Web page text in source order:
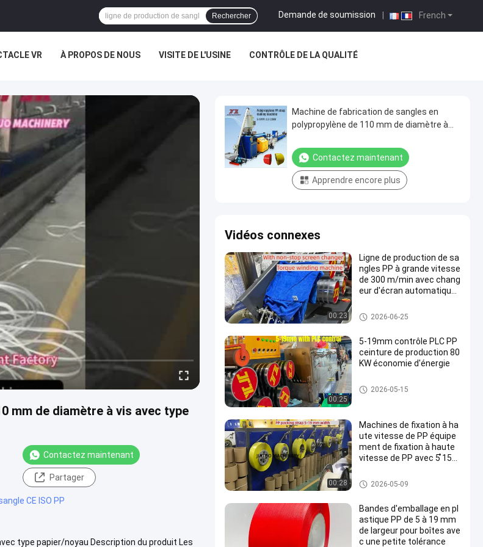
French
Demande de soumission
Rechercher
VR À PROPOS DE NOUS VISITE DE L'USINE CONTRÔLE DE LA QUALITÉ
mm de diamètre à vis avec type
Contactez maintenant
Partager
CE ISO PP
type papier/noyau Description du produit Les
Machine de fabrication de sangles en
polypropylène de 110 mm de diamètre à
Contactez maintenant
Apprendre encore plus
Vidéos connexes
00:23
Ligne de production de sa
ngles PP à grande vitesse
de 300 m/min avec chang
eur d'écran automatique
indre
Machine de fabrication de san
gles PP
2026-06-25
00:25
5-19mm contrôle PLC PP
ceinture de production 80
KW économie d'énergie
Machine de fabrication de san
gles PP
2026-05-15
00:28
Machines de fixation à ha
ute vitesse de PP équipe
ment de fixation à haute
vitesse de PP avec 5 ̊15
emières de polypropylène
de PP
Machine de fabrication de san
gles PP
2026-05-09
Bandes d'emballage en pl
astique PP de 5 à 19 mm
de largeur pour boîtes ave
c une petite tolérance